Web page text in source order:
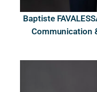
Baptiste
Communication